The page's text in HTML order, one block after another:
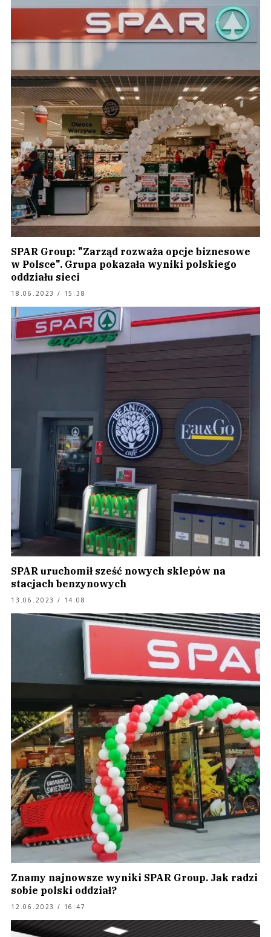
SPAR Group: "Zarząd rozważa opcje biznesowe
w Polsce". Grupa pokazała wyniki polskiego
oddziału sieci
18.06.2023 / 15:38
SPAR uruchomił sześć nowych sklepów na
stacjach benzynowych
13.06.2023 / 14:08
Znamy najnowsze wyniki SPAR Group. Jak radzi
sobie polski oddział?
12.06.2023 / 16:47